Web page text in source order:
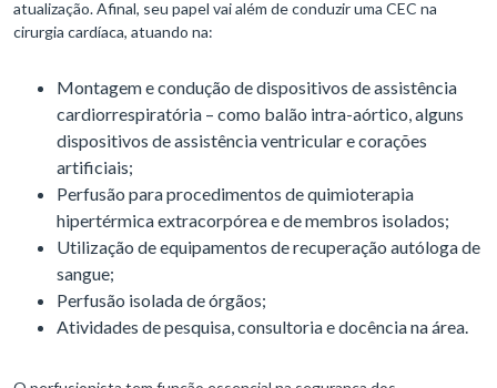
atualização. Afinal, seu papel vai além de conduzir uma CEC na
cirurgia cardíaca, atuando na:
Montagem e condução de dispositivos de assistência
cardiorrespiratória – como balão intra-aórtico, alguns
dispositivos de assistência ventricular e corações
artificiais;
Perfusão para procedimentos de quimioterapia
hipertérmica extracorpórea e de membros isolados;
Utilização de equipamentos de recuperação autóloga de
sangue;
Perfusão isolada de órgãos;
Atividades de pesquisa, consultoria e docência na área.